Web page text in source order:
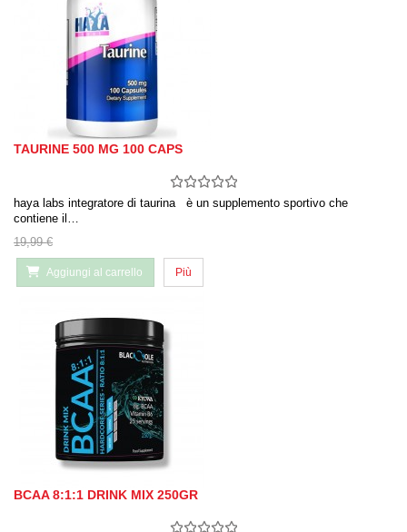
TAURINE 500 MG 100 CAPS
haya labs integratore di taurina è un supplemento sportivo che
contiene il…
19,99 €
Aggiungi al carrello Più
BCAA 8:1:1 DRINK MIX 250GR